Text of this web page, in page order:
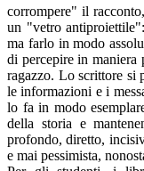
corrompere" il
un "vetro
ma farlo in modo
di percepire in maniera
ragazzo. Lo scrittore si
le informazioni e i
lo fa in modo
della storia e
profondo, diretto,
e mai pessimista,